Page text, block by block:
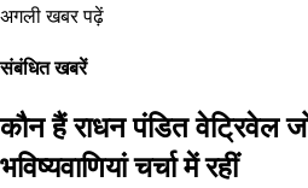
अगली खबर पढ़ें
संबंधित खबरें
कौन हैं राधन पंडित वेट्रिवेल
भविष्यवाणियां चर्चा में रहीं